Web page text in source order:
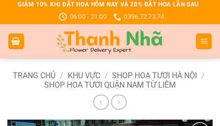
dung
GIẢM 10% KHI ĐẶT HOA HÔM NAY VÀ 20% ĐẶT HOA LẦN SAU
06:00 - 21:00 0396.72.73.74
TRANG CHỦ / KHU VỰC / SHOP HOA TƯƠI HÀ NỘI /
SHOP HOA TƯƠI QUẬN NAM TỪ LIÊM